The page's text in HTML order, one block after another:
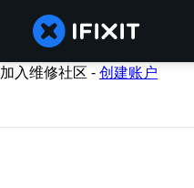
加入维修社区 -创建账户